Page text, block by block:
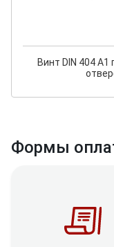
Винт DIN 404
Формы